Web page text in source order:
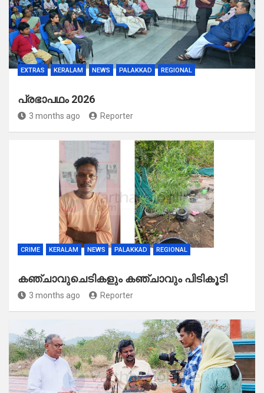
EXTRAS KERALAM NEWS PALAKKAD REGIONAL
പ്രഭാപഥം 2026
3 months ago Reporter
CRIME KERALAM NEWS PALAKKAD REGIONAL
കഞ്ചാവുചെടികളും കഞ്ചാവും പിടികൂടി
3 months ago Reporter